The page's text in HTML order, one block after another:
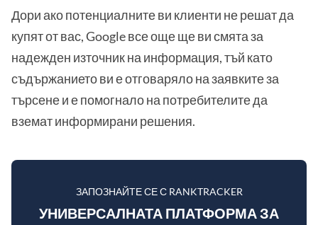
Дори ако потенциалните ви клиенти не решат да
купят от вас, Google все още ще ви смята за
надежден източник на информация, тъй като
съдържанието ви е отговаряло на заявките за
търсене и е помогнало на потребителите да
вземат информирани решения.
ЗАПОЗНАЙТЕ СЕ С RANKTRACKER
УНИВЕРСАЛНАТА ПЛАТФОРМА ЗА